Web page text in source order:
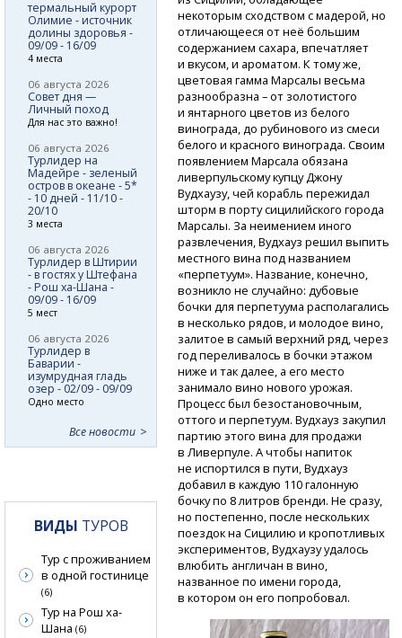
некоторым сходством с мадерой, но
отличающееся от неё большим
содержанием сахара, впечатляет
и вкусом, и ароматом. К тому же,
цветовая гамма Марсалы весьма
разнообразна – от золотистого
и янтарного цветов из белого
винограда, до рубинового из смеси
белого и красного винограда. Своим
появлением Марсала обязана
ливерпульскому купцу Джону
Вудхаузу, чей корабль пережидал
шторм в порту сицилийского города
Марсалы. За неимением иного
развлечения, Вудхауз решил выпить
местного вина под названием
«перпетуум». Название, конечно,
возникло не случайно: дубовые
бочки для перпетуума располагались
в несколько рядов, и молодое вино,
залитое в самый верхний ряд, через
год переливалось в бочки этажом
ниже и так далее, а его место
занимало вино нового урожая.
Процесс был безостановочным,
оттого и перпетуум. Вудхауз закупил
партию этого вина для продажи
в Ливерпуле. А чтобы напиток
не испортился в пути, Вудхауз
добавил в каждую 110 галонную
бочку по 8 литров бренди. Не сразу,
но постепенно, после нескольких
поездок на Сицилию и кропотливых
экспериментов, Вудхаузу удалось
влюбить англичан в вино,
названное по имени города,
в котором он его попробовал.
термальный курорт
Олимие - источник
долины здоровья -
09/09 - 16/09
4 места
06 августа 2026
Совет дня —
Личный поход
Для нас это важно!
06 августа 2026
Турлидер на
Мадейре - зеленый
остров в океане - 5*
- 10 дней - 11/10 -
20/10
3 места
06 августа 2026
Турлидер в Штирии
- в гостях у Штефана
- Рош ха-Шана -
09/09 - 16/09
5 мест
06 августа 2026
Турлидер в
Баварии -
изумрудная гладь
озер - 02/09 - 09/09
Одно место
Все новости
ВИДЫ ТУРОВ
Тур с проживанием
в одной гостинице
(6)
Тур на Рош ха-
Шана (6)